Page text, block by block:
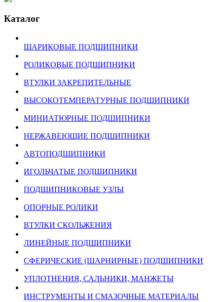
Каталог
ШАРИКОВЫЕ ПОДШИПНИКИ
РОЛИКОВЫЕ ПОДШИПНИКИ
ВТУЛКИ ЗАКРЕПИТЕЛЬНЫЕ
ВЫСОКОТЕМПЕРАТУРНЫЕ ПОДШИПНИКИ
МИНИАТЮРНЫЕ ПОДШИПНИКИ
НЕРЖАВЕЮЩИЕ ПОДШИПНИКИ
АВТОПОДШИПНИКИ
ИГОЛЬЧАТЫЕ ПОДШИПНИКИ
ПОДШИПНИКОВЫЕ УЗЛЫ
ОПОРНЫЕ РОЛИКИ
ВТУЛКИ СКОЛЬЖЕНИЯ
ЛИНЕЙНЫЕ ПОДШИПНИКИ
СФЕРИЧЕСКИЕ (ШАРНИРНЫЕ) ПОДШИПНИКИ
УПЛОТНЕНИЯ, САЛЬНИКИ, МАНЖЕТЫ
ИНСТРУМЕНТЫ И СМАЗОЧНЫЕ МАТЕРИАЛЫ